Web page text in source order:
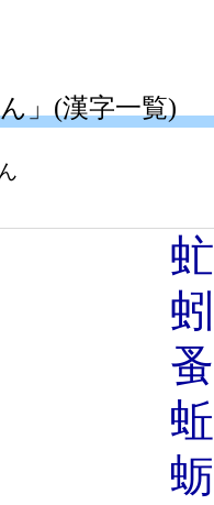
」(漢字一覧)
虻
蚓
蚤
蚯
蛎